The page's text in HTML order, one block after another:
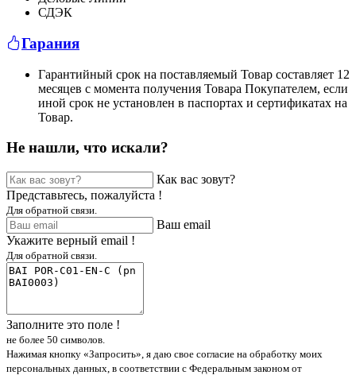
СДЭК
Гарания
Гарантийный срок на поставляемый Товар составляет 12
месяцев с момента получения Товара Покупателем, если
иной срок не установлен в паспортах и сертификатах на
Товар.
Не нашли, что искали?
Как вас зовут?
Представьтесь, пожалуйста !
Для обратной связи.
Ваш email
Укажите верный email !
Для обратной связи.
Заполните это поле !
не более 50 символов.
Нажимая кнопку «Запросить», я даю свое согласие на обработку моих
персональных данных, в соответствии с Федеральным законом от